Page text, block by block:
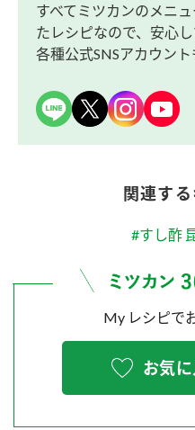
すべてミツカンのメニ
たレシピなので、安心
各種公式SNSアカウント
関連す
#すし酢
My レシピで
お気